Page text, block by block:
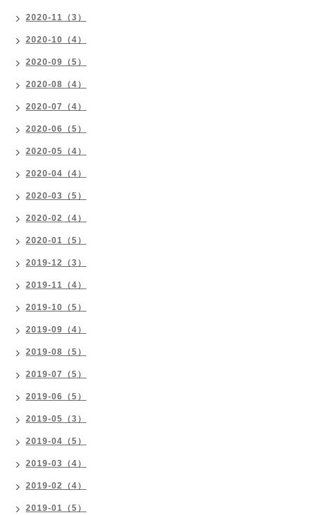
2020-11（3）
2020-10（4）
2020-09（5）
2020-08（4）
2020-07（4）
2020-06（5）
2020-05（4）
2020-04（4）
2020-03（5）
2020-02（4）
2020-01（5）
2019-12（3）
2019-11（4）
2019-10（5）
2019-09（4）
2019-08（5）
2019-07（5）
2019-06（5）
2019-05（3）
2019-04（5）
2019-03（4）
2019-02（4）
2019-01（5）